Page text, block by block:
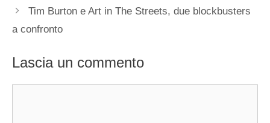
Tim Burton e Art in The Streets, due blockbusters
a confronto
Lascia un commento